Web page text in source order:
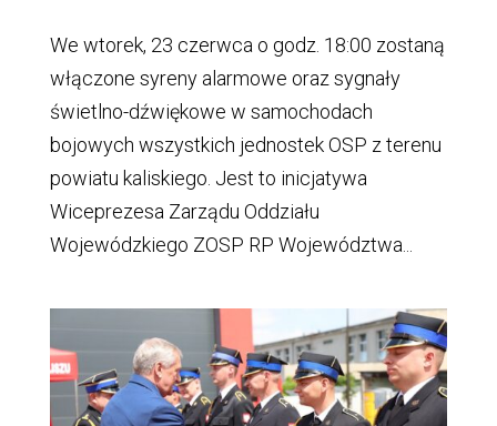
We wtorek, 23 czerwca o godz. 18:00 zostaną
włączone syreny alarmowe oraz sygnały
świetlno-dźwiękowe w samochodach
bojowych wszystkich jednostek OSP z terenu
powiatu kaliskiego. Jest to inicjatywa
Wiceprezesa Zarządu Oddziału
Wojewódzkiego ZOSP RP Województwa...